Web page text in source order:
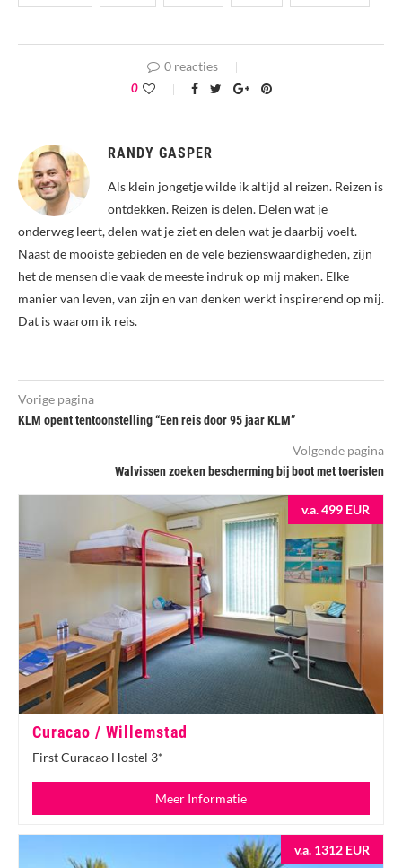
0 reacties
0
RANDY GASPER
Als klein jongetje wilde ik altijd al reizen. Reizen is
ontdekken. Reizen is delen. Delen wat je
onderweg leert, delen wat je ziet en delen wat je daarbij voelt.
Naast de mooiste gebieden en de vele bezienswaardigheden, zijn
het de mensen die vaak de meeste indruk op mij maken. Elke
manier van leven, van zijn en van denken werkt inspirerend op mij.
Dat is waarom ik reis.
Vorige pagina
KLM opent tentoonstelling “Een reis door 95 jaar KLM”
Volgende pagina
Walvissen zoeken bescherming bij boot met toeristen
v.a. 499 EUR
Curacao / Willemstad
First Curacao Hostel 3*
Meer Informatie
v.a. 1312 EUR